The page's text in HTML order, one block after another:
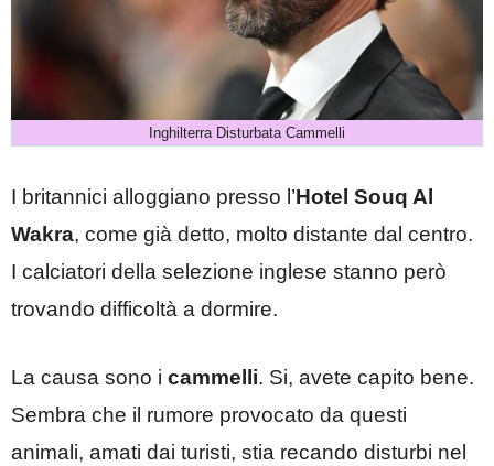
Inghilterra Disturbata Cammelli
I britannici alloggiano presso l’Hotel Souq Al
Wakra, come già detto, molto distante dal centro.
I calciatori della selezione inglese stanno però
trovando difficoltà a dormire.
La causa sono i cammelli. Si, avete capito bene.
Sembra che il rumore provocato da questi
animali, amati dai turisti, stia recando disturbi nel